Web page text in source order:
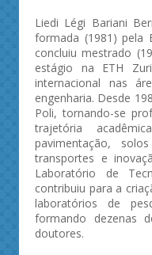
Liedi Légi Bariani
formada (1981) pela
concluiu mestrado
estágio na ETH
internacional nas
engenharia. Desde
Poli, tornando-se
trajetória
pavimentação,
transportes e
Laboratório de
contribuiu para a
laboratórios de
formando dezenas
doutores.